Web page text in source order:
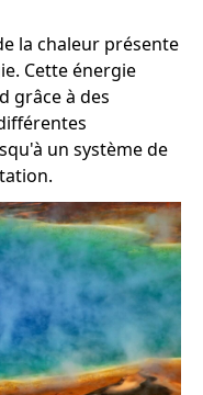
la chaleur présente
Cette énergie
grâce à des
un système de